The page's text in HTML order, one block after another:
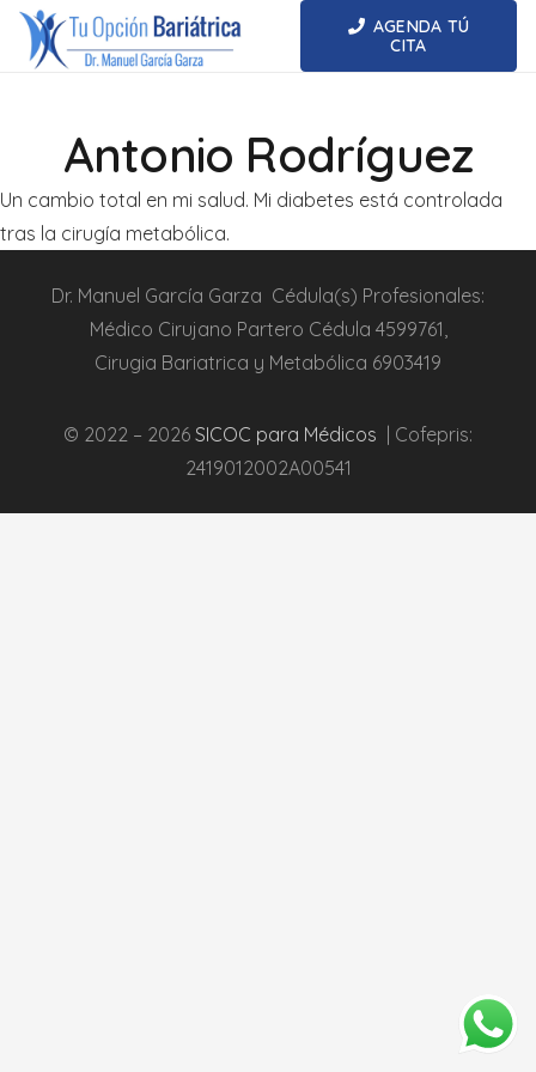
AGENDA TÚ
CITA
Antonio Rodríguez
Un cambio total en mi salud. Mi diabetes está controlada
tras la cirugía metabólica.
Dr. Manuel García Garza Cédula(s) Profesionales:
Médico Cirujano Partero Cédula 4599761
Cirugia Bariatrica y Metabólica 6903419
© 2022 – 2026 SICOC para Médicos | Cofepris:
2419012002A00541